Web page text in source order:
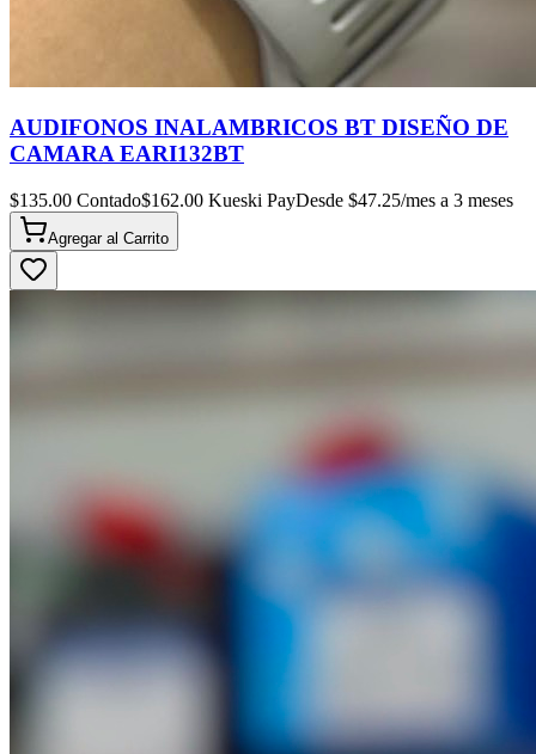
AUDIFONOS INALAMBRICOS BT DISEÑO DE
CAMARA EARI132BT
$135.00 Contado$162.00 Kueski PayDesde $47.25/mes a 3 meses
Agregar al Carrito